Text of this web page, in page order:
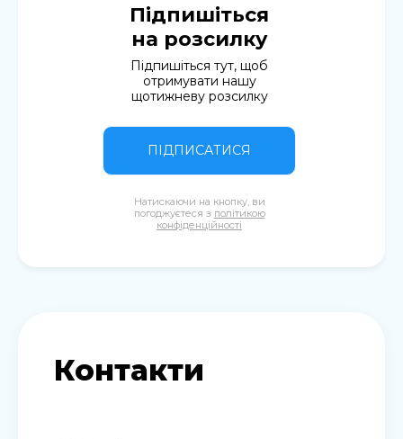
Підпишіться
на розсилку
Підпишіться тут, щоб
отримувати нашу
щотижневу розсилку
ПІДПИСАТИСЯ
Натискаючи на кнопку, ви
погоджуєтеся з політикою
конфіденційності
Контакти